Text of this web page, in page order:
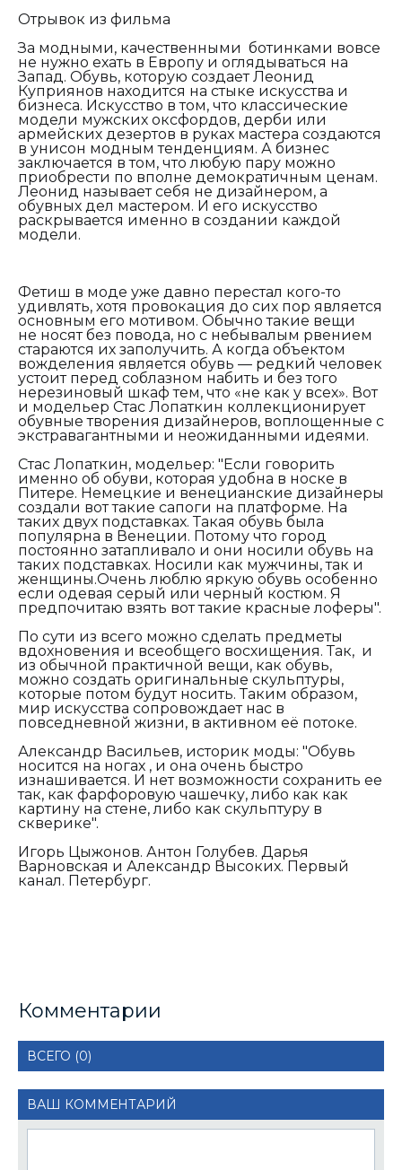
Отрывок из фильма
За модными, качественными ботинками вовсе
не нужно ехать в Европу и оглядываться на
Запад. Обувь, которую создает Леонид
Куприянов находится на стыке искусства и
бизнеса. Искусство в том, что классические
модели мужских оксфордов, дерби или
армейских дезертов в руках мастера создаются
в унисон модным тенденциям. А бизнес
заключается в том, что любую пару можно
приобрести по вполне демократичным ценам.
Леонид называет себя не дизайнером, а
обувных дел мастером. И его искусство
раскрывается именно в создании каждой
модели.
Фетиш в моде уже давно перестал кого-то
удивлять, хотя провокация до сих пор является
основным его мотивом. Обычно такие вещи
не носят без повода, но с небывалым рвением
стараются их заполучить. А когда объектом
вожделения является обувь — редкий человек
устоит перед соблазном набить и без того
нерезиновый шкаф тем, что «не как у всех». Вот
и модельер Стас Лопаткин коллекционирует
обувные творения дизайнеров, воплощенные с
экстравагантными и неожиданными идеями.
Стас Лопаткин, модельер: "Если говорить
именно об обуви, которая удобна в носке в
Питере. Немецкие и венецианские дизайнеры
создали вот такие сапоги на платформе. На
таких двух подставках. Такая обувь была
популярна в Венеции. Потому что город
постоянно затапливало и они носили обувь на
таких подставках. Носили как мужчины, так и
женщины.Очень люблю яркую обувь особенно
если одевая серый или черный костюм. Я
предпочитаю взять вот такие красные лоферы".
По сути из всего можно сделать предметы
вдохновения и всеобщего восхищения. Так, и
из обычной практичной вещи, как обувь,
можно создать оригинальные скульптуры,
которые потом будут носить. Таким образом,
мир искусства сопровождает нас в
повседневной жизни, в активном её потоке.
Александр Васильев, историк моды: "Обувь
носится на ногах , и она очень быстро
изнашивается. И нет возможности сохранить ее
так, как фарфоровую чашечку, либо как как
картину на стене, либо как скульптуру в
скверике".
Игорь Цыжонов. Антон Голубев. Дарья
Варновская и Александр Высоких. Первый
канал. Петербург.
Комментарии
ВСЕГО (0)
ВАШ КОММЕНТАРИЙ